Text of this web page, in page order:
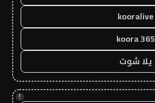
kooralive
koora 365
يلا شوت
!